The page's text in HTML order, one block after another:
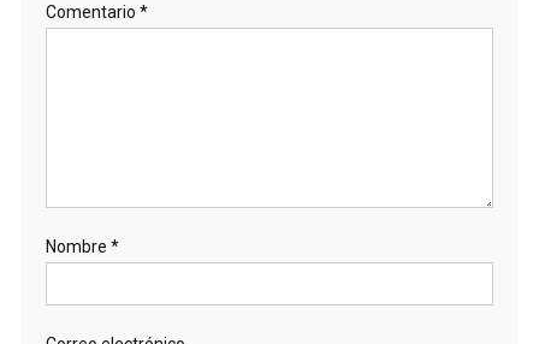
Comentario *
Nombre *